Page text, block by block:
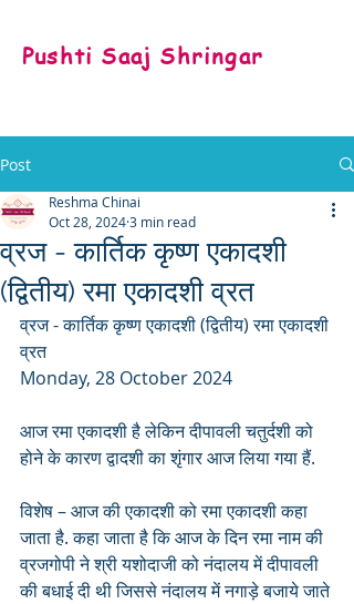
Pushti Saaj Shringar
Post
व्रज - कार्तिक कृष्ण एकादशी
(द्वितीय) रमा एकादशी व्रत
Reshma Chinai
Oct 28, 20243 min read
व्रज - कार्तिक कृष्ण एकादशी (द्वितीय) रमा एकादशी
व्रत
Monday, 28 October 2024
आज रमा एकादशी है लेकिन दीपावली चतुर्दशी को
होने के कारण द्वादशी का शृंगार आज लिया गया हैं.
विशेष – आज की एकादशी को रमा एकादशी कहा
जाता है. कहा जाता है कि आज के दिन रमा नाम की
व्रजगोपी ने श्री यशोदाजी को नंदालय में दीपावली
की बधाई दी थी जिससे नंदालय में नगाड़े बजाये जाते